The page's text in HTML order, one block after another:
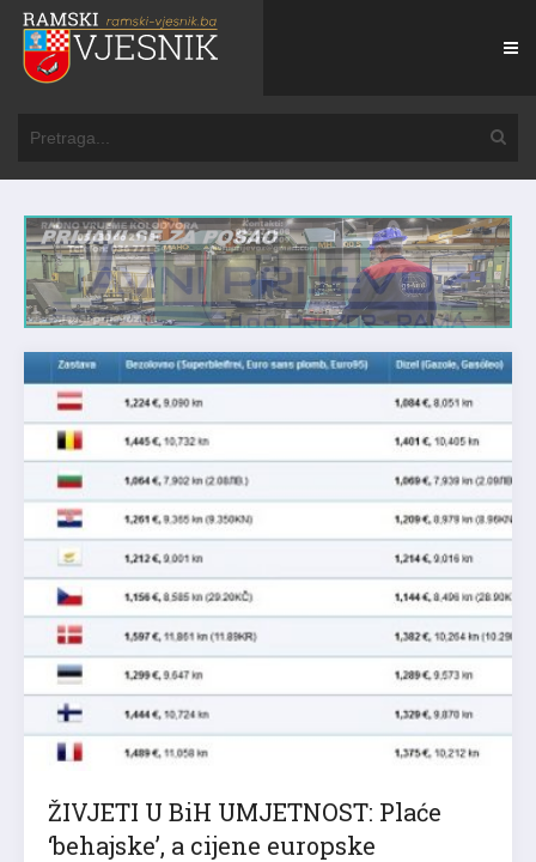
ŽIVJETI U BiH UMJETNOST: Plaće
‘behajske’, a cijene europske